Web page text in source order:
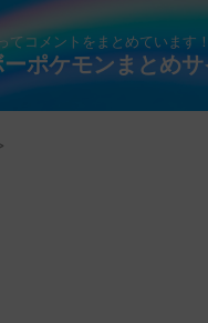
てコメントをまとめています！
ポケモンまとめサ